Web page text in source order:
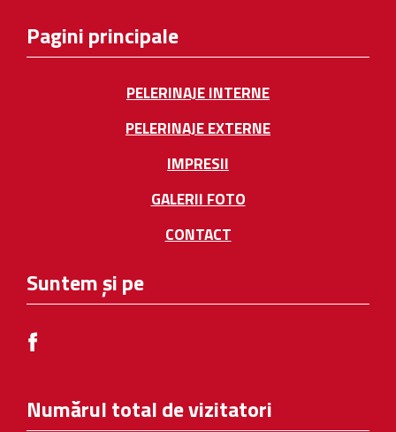
Pagini principale
PELERINAJE INTERNE
PELERINAJE EXTERNE
IMPRESII
GALERII FOTO
CONTACT
Suntem și pe
Numărul total de vizitatori